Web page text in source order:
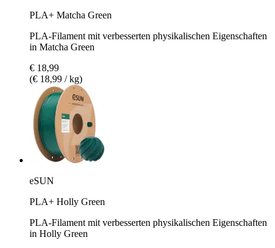
PLA+ Matcha Green
PLA-Filament mit verbesserten physikalischen Eigenschaften
in Matcha Green
€ 18,99
(€ 18,99 / kg)
eSUN
PLA+ Holly Green
PLA-Filament mit verbesserten physikalischen Eigenschaften
in Holly Green